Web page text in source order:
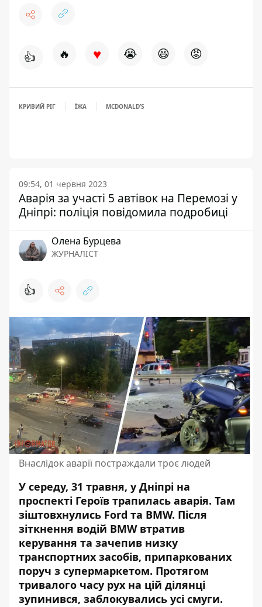
👍 🔥 ♥ 😭 😆 😡
КРИВИЙ РІГ ЇЖА MCDONALD’S
09:54, 01 червня 2023
Аварія за участі 5 автівок на Перемозі у
Дніпрі: поліція повідомила подробиці
Олена Бурцева
ЖУРНАЛІСТ
👍
Внаслідок аварії постраждали троє людей
У середу, 31 травня, у Дніпрі на
проспекті Героїв трапилась аварія. Там
зіштовхнулись Ford та BMW. Після
зіткнення водій BMW втратив
керування та зачепив низку
транспортних засобів, припаркованих
поруч з супермаркетом. Протягом
тривалого часу рух на цій ділянці
зупинився, заблокувались усі смуги.